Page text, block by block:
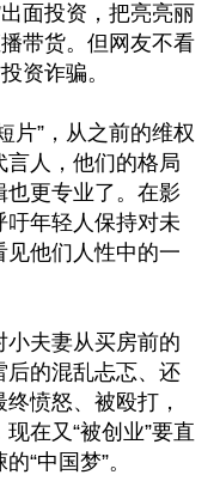
面投资，把亮亮丽
带货。但网友不看
资诈骗。
片”，从之前的维权
人，他们的格局
也更专业了。在影
吁年轻人保持对未
他们人性中的一
夫妻从买房前的
后的混乱忐忑、还
愤怒、被殴打，
在又“被创业”要直
“中国梦”。